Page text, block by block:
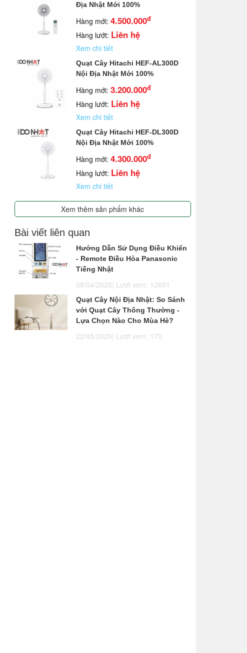
Địa Nhật Mới 100%
Hàng mới:4.500.000đ
Hàng lướt: Liên hệ
Xem chi tiết
Quạt Cây Hitachi HEF-AL300D
Nội Địa Nhật Mới 100%
Hàng mới:3.200.000đ
Hàng lướt: Liên hệ
Xem chi tiết
Quạt Cây Hitachi HEF-DL300D
Nội Địa Nhật Mới 100%
Hàng mới:4.300.000đ
Hàng lướt: Liên hệ
Xem chi tiết
Xem thêm sản phẩm khác
Bài viết liên quan
Hướng Dẫn Sử Dụng Điều Khiển
- Remote Điều Hòa Panasonic
Tiếng Nhật
08/04/2025| Lượt xem: 12691
Quạt Cây Nội Địa Nhật: So Sánh
với Quạt Cây Thông Thường -
Lựa Chọn Nào Cho Mùa Hè?
22/05/2025| Lượt xem: 170